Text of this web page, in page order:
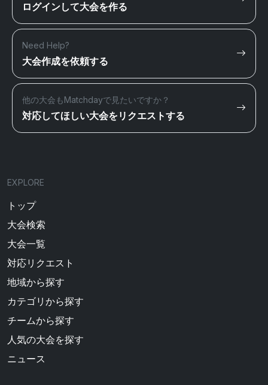
ログインして大会を作る
Need Help?
大会作成を依頼する
他の大会もMatchdayで見たいですか？
対応してほしい大会をリクエストする
EXPLORE
トップ
大会検索
大会一覧
対応リクエスト
地域から探す
カテゴリから探す
チームから探す
人気の大会を探す
ニュース